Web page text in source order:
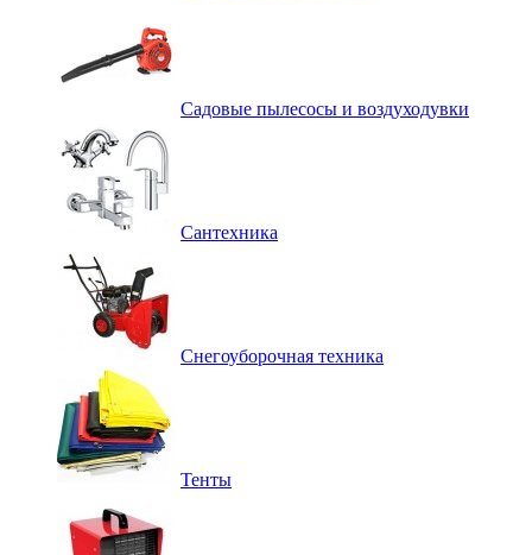
Садовые пылесосы и воздуходувки
Сантехника
Снегоуборочная техника
Тенты